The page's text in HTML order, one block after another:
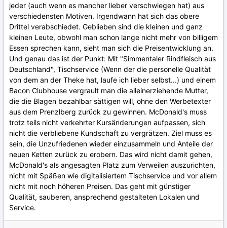
jeder (auch wenn es mancher lieber verschwiegen hat) aus
verschiedensten Motiven. Irgendwann hat sich das obere
Drittel verabschiedet. Geblieben sind die kleinen und ganz
kleinen Leute, obwohl man schon lange nicht mehr von billigem
Essen sprechen kann, sieht man sich die Preisentwicklung an.
Und genau das ist der Punkt: Mit "Simmentaler Rindfleisch aus
Deutschland", Tischservice (Wenn der die personelle Qualität
von dem an der Theke hat, laufe ich lieber selbst...) und einem
Bacon Clubhouse vergrault man die alleinerziehende Mutter,
die die Blagen bezahlbar sättigen will, ohne den Werbetexter
aus dem Prenzlberg zurück zu gewinnen. McDonald's muss
trotz teils nicht verkehrter Kursänderungen aufpassen, sich
nicht die verbliebene Kundschaft zu vergrätzen. Ziel muss es
sein, die Unzufriedenen wieder einzusammeln und Anteile der
neuen Ketten zurück zu erobern. Das wird nicht damit gehen,
McDonald's als angesagten Platz zum Verweilen auszurichten,
nicht mit Späßen wie digitalisiertem Tischservice und vor allem
nicht mit noch höheren Preisen. Das geht mit günstiger
Qualität, sauberen, ansprechend gestalteten Lokalen und
Service.